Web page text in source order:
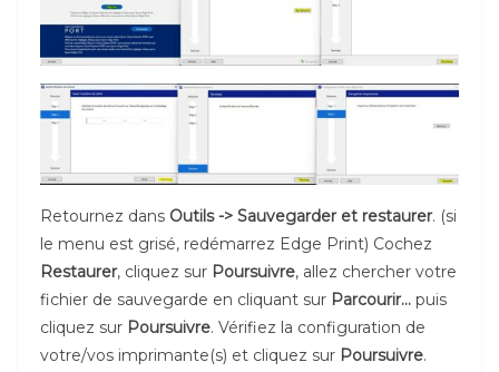
Retournez dans Outils -> Sauvegarder et restaurer. (si
le menu est grisé, redémarrez Edge Print) Cochez
Restaurer, cliquez sur Poursuivre, allez chercher votre
fichier de sauvegarde en cliquant sur Parcourir… puis
cliquez sur Poursuivre. Vérifiez la configuration de
votre/vos imprimante(s) et cliquez sur Poursuivre.